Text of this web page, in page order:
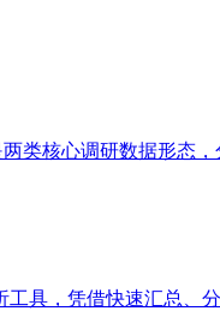
类核心调研数据形态
工具，凭借快速汇总